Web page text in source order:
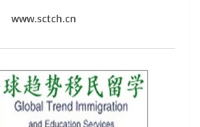
www.sctch.cn